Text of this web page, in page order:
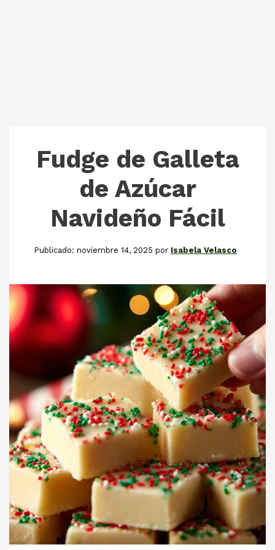
Fudge de Galleta
de Azúcar
Navideño Fácil
noviembre 14, 2025 por Isabela Velasco